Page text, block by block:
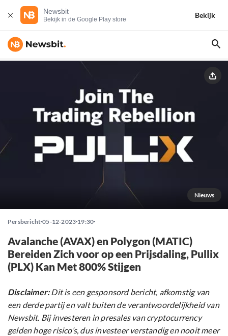
Newsbit
Bekijk in de Google Play store
Bekijk
Nieuws
Persbericht 05-12-2023 19:30
Avalanche (AVAX) en Polygon (MATIC)
Bereiden Zich voor op een Prijsdaling, Pullix
(PLX) Kan Met 800% Stijgen
Disclaimer:Dit is een gesponsord bericht, afkomstig van
een derde partij en valt buiten de verantwoordelijkheid van
Newsbit. Bij investeren in presales van cryptocurrency
gelden hoge risico’s, dus investeer verstandig en nooit meer